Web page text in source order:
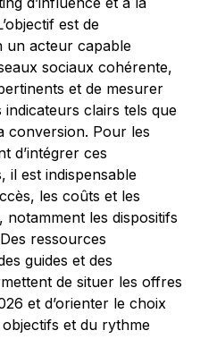
est de
un acteur capable
sociaux cohérente,
et de mesurer
clairs tels que
conversion. Pour les
d’intégrer ces
il est indispensable
les coûts et les
notamment les dispositifs
ressources
guides et des
de situer les offres
et d’orienter le choix
et du rythme